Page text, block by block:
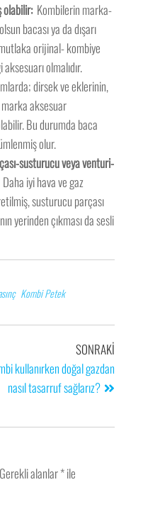
olabilir:Kombilerin marka-
bacası ya da dışarı
orijinal- kombiye
olmalıdır.
dirsek ve eklerinin,
marka aksesuar
Bu durumda baca
olur.
susturucu veya venturi-
iyi hava ve gaz
susturucu parçası
yerinden çıkması da sesli
Kombi Petek
SONRAKI
kullanırken doğal gazdan
nasıl tasarruf sağlarız?
Gerekli alanlar*ile